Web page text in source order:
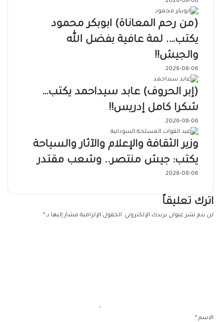
(من رحم المعاناة) ابوبكر محمود
يكتب…. لمة عافية بفضل الله
والجيش!!
2026-08-06
(إبر الحروف) عابد سيداحمد يكتب…
شكرا كامل إدريس!!
2026-08-06
وزير الثقافة والإعلام والآثار والسياحة
يكتب: جيش منتصر.. وشعب مقتدر
2026-08-06
اترك تعليقاً
لن يتم نشر عنوان بريدك الإلكتروني. الحقول الإلزامية مشار إليها بـ *
الاسم *